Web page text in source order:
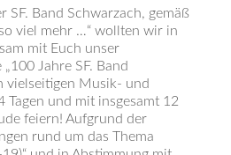
SF. Band Schwarzach, gemäß
viel mehr …“ wollten wir in
mit Euch unser
Jahre SF. Band
vielseitigen Musik- und
Tagen und mit insgesamt 12
feiern! Aufgrund der
rund um das Thema